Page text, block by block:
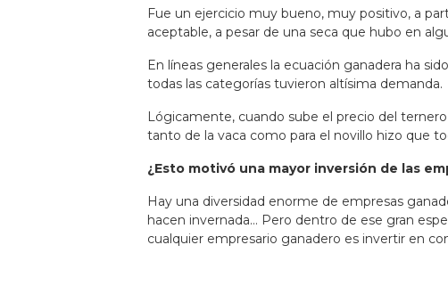
Fue un ejercicio muy bueno, muy positivo, a
aceptable, a pesar de una seca que hubo en
En líneas generales la ecuación ganadera ha
todas las categorías tuvieron altísima demanda.
Lógicamente, cuando sube el precio del
tanto de la vaca como para el novillo hizo que
¿Esto motivó una mayor inversión de las
Hay una diversidad enorme de empresas
hacen invernada… Pero dentro de ese gran
cualquier empresario ganadero es invertir en